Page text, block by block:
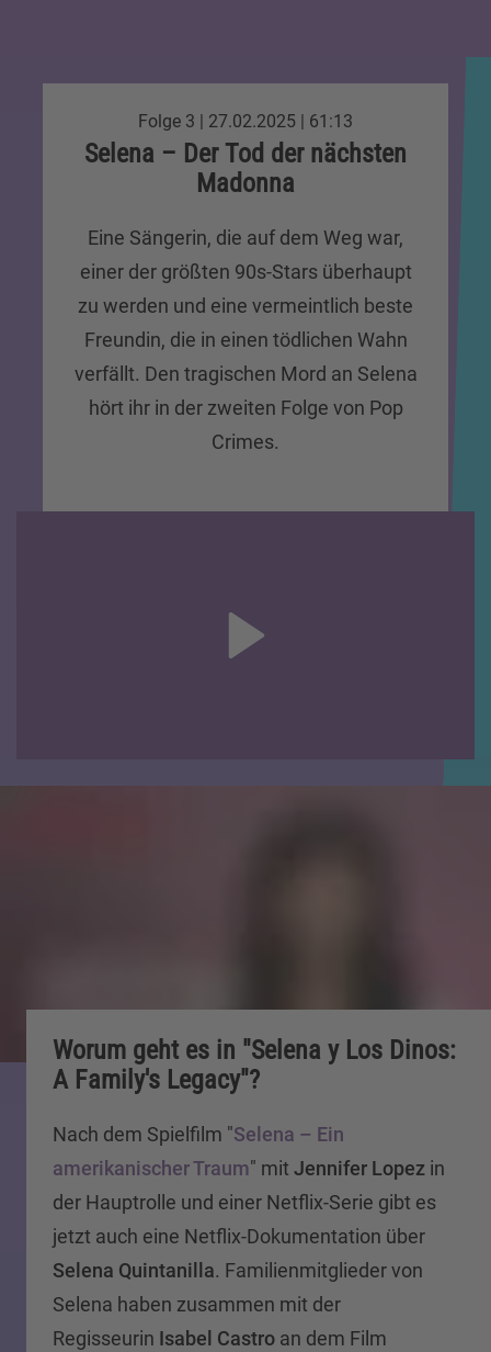
Folge 3 | 27.02.2025 | 61:13
Selena – Der Tod der nächsten
Madonna
Eine Sängerin, die auf dem Weg war,
einer der größten 90s-Stars überhaupt
zu werden und eine vermeintlich beste
Freundin, die in einen tödlichen Wahn
verfällt. Den tragischen Mord an Selena
hört ihr in der zweiten Folge von Pop
Crimes.
Worum geht es in "Selena y Los Dinos:
A Family's Legacy"?
Nach dem Spielfilm "Selena – Ein
amerikanischer Traum" mit Jennifer Lopez in
der Hauptrolle und einer Netflix-Serie gibt es
jetzt auch eine Netflix-Dokumentation über
Selena Quintanilla. Familienmitglieder von
Selena haben zusammen mit der
Regisseurin Isabel Castro an dem Film